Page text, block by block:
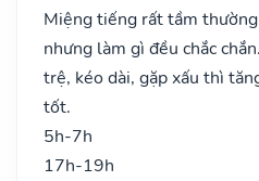
Miệng tiếng rất tầm
nhưng làm gì đều chắc
trệ, kéo dài, gặp xấu thì
tốt.
5h-7h
17h-19h